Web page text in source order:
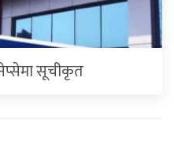
सूचीकृत